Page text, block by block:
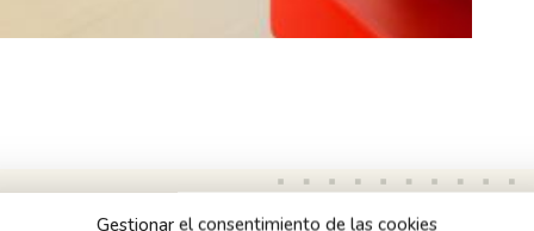
Gestionar el consentimiento de las cookies